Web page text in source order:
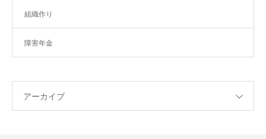
組織作り
障害年金
アーカイブ